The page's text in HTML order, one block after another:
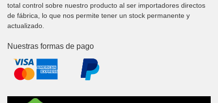
total control sobre nuestro producto al ser importadores directos
de fábrica, lo que nos permite tener un stock permanente y
actualizado.
Nuestras formas de pago